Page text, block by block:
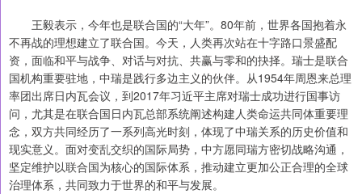
王毅表示，今年也是联合国的“大年”。80年前，世界各国抱着永
不再战的理想建立了联合国。今天，人类再次站在十字路口景盛配
资，面临和平与战争、对话与对抗、共赢与零和的抉择。瑞士是联合
国机构重要驻地，中瑞是践行多边主义的伙伴。从1954年周恩来总理
率团出席日内瓦会议，到2017年习近平主席对瑞士成功进行国事访
问，尤其是在联合国日内瓦总部系统阐述构建人类命运共同体重要理
念，双方共同经历了一系列高光时刻，体现了中瑞关系的历史价值和
现实意义。面对变乱交织的国际局势，中方愿同瑞方密切战略沟通，
坚定维护以联合国为核心的国际体系，推动建立更加公正合理的全球
治理体系，共同致力于世界的和平与发展。